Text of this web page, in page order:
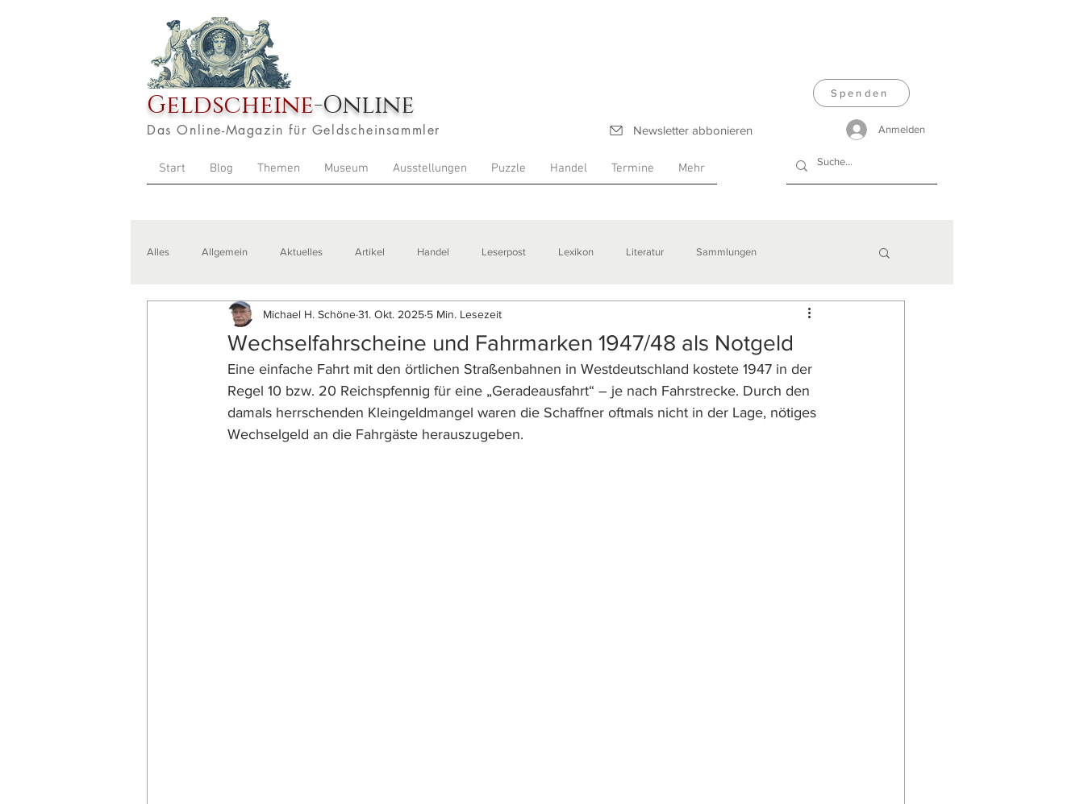
Geldscheine-Online
Das Online-Magazin für Geldscheinsammler Newsletter abbonieren
Start Blog Themen Museum Ausstellungen Puzzle Handel Termine Mehr
Spenden
Anmelden
Alles Allgemein Aktuelles Artikel Handel Leserpost Lexikon Literatur Sammlungen
Veranstaltungen Zitate Ausstellungen
Wechselfahrscheine und Fahrmarken 1947/48 als Notgeld
Michael H. Schöne31. Okt. 2025 5 Min. Lesezeit
Eine einfache Fahrt mit den örtlichen Straßenbahnen in Westdeutschland kostete 1947 in der
Regel 10 bzw. 20 Reichspfennig für eine „Geradeausfahrt“ – je nach Fahrstrecke. Durch den
damals herrschenden Kleingeldmangel waren die Schaffner oftmals nicht in der Lage, nötiges
Wechselgeld an die Fahrgäste herauszugeben.